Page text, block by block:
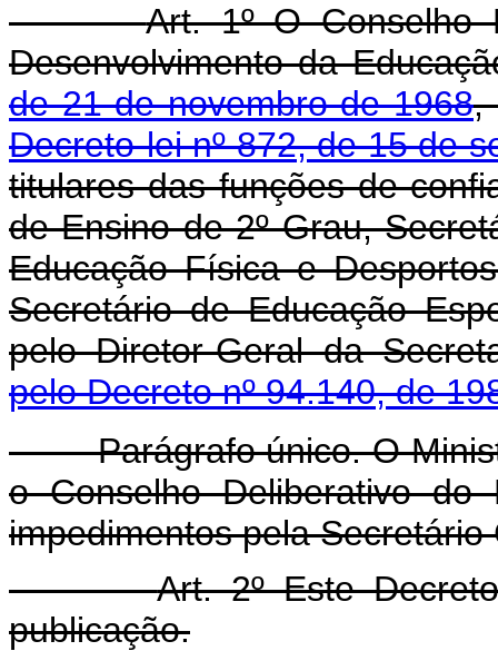
Art. 1º O Conselho
Desenvolvimento da
de 21 de novembro de 1968,
Decreto-lei nº 872, de 15 de
titulares das funções de
de Ensino de 2º Grau,
Educação Física e
Secretário de Educação
pelo Diretor-Geral da
pelo Decreto nº 94.140, de
Parágrafo único. O
o Conselho Deliberativo do
impedimentos pela Secretário
Art. 2º Este
publicação.